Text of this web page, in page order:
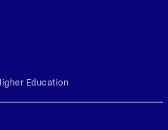
Education